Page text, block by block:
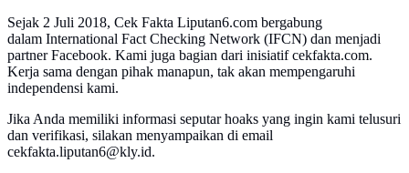
Sejak 2 Juli 2018, Cek Fakta Liputan6.com bergabung
dalam International Fact Checking Network (IFCN) dan menjadi
partner Facebook. Kami juga bagian dari inisiatif cekfakta.com.
Kerja sama dengan pihak manapun, tak akan mempengaruhi
independensi kami.
Jika Anda memiliki informasi seputar hoaks yang ingin kami telusuri
dan verifikasi, silakan menyampaikan di email
cekfakta.liputan6@kly.id.